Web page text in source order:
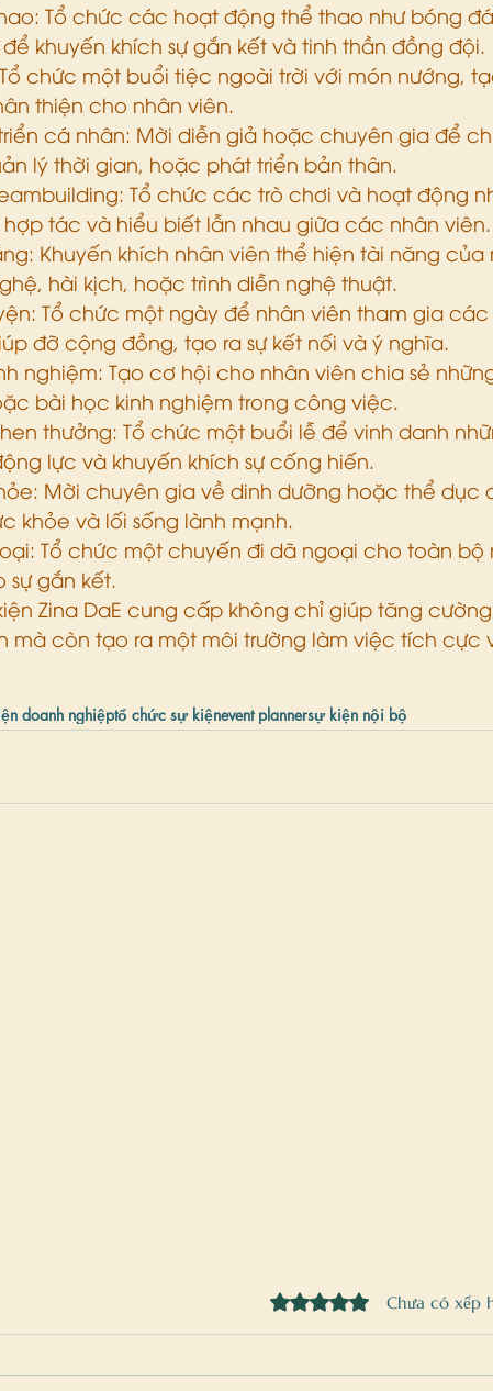
Tổ chức các hoạt động thể thao như bóng
khuyến khích sự gắn kết và tinh thần đồng đội.
Tổ chức một buổi tiệc ngoài trời với món nướng,
thiện cho nhân viên.
cá nhân: Mời diễn giả hoặc chuyên gia để
lý thời gian, hoặc phát triển bản thân.
Tổ chức các trò chơi và hoạt động
tác và hiểu biết lẫn nhau giữa các nhân viên.
Khuyến khích nhân viên thể hiện tài năng
hài kịch, hoặc trình diễn nghệ thuật.
Tổ chức một ngày để nhân viên tham gia
đỡ cộng đồng, tạo ra sự kết nối và ý nghĩa.
nghiệm: Tạo cơ hội cho nhân viên chia sẻ
bài học kinh nghiệm trong công việc.
thưởng: Tổ chức một buổi lễ để vinh danh
lực và khuyến khích sự cống hiến.
Mời chuyên gia về dinh dưỡng hoặc thể dục
khỏe và lối sống lành mạnh.
Tổ chức một chuyến đi dã ngoại cho toàn
sự gắn kết.
Zina DaE cung cấp không chỉ giúp tăng
mà còn tạo ra một môi trường làm việc tích cực
doanh nghiệptổ chức sự kiệnevent plannersự kiện nội bộ
Đã xếp hạng 0/5 sao.
Chưa có xếp